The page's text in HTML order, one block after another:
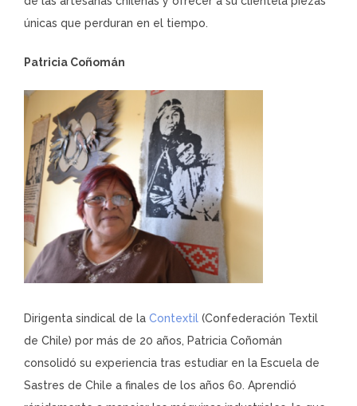
únicas que perduran en el tiempo.
Patricia Coñomán
Dirigenta sindical de la Contextil (Confederación Textil
de Chile) por más de 20 años, Patricia Coñomán
consolidó su experiencia tras estudiar en la Escuela de
Sastres de Chile a finales de los años 60. Aprendió